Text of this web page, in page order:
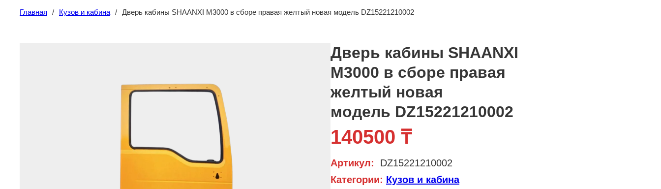
Главная / Кузов и кабина / Дверь кабины SHAANXI M3000 в сборе правая желтый новая модель DZ15221210002
Дверь кабины SHAANXI
M3000 в сборе правая
желтый новая
модель DZ15221210002
140500 ₸
Артикул:
DZ15221210002
Категории: Кузов и кабина